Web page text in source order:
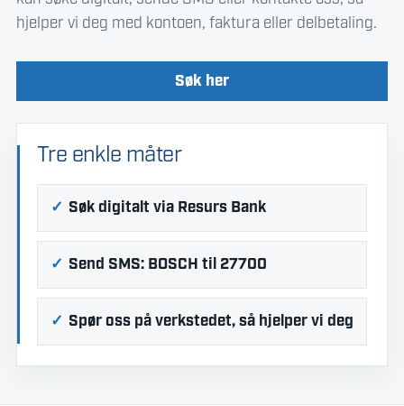
hjelper vi deg med kontoen, faktura eller delbetaling.
Søk her
Tre enkle måter
Søk digitalt via Resurs Bank
Send SMS: BOSCH til 27700
Spør oss på verkstedet, så hjelper vi deg